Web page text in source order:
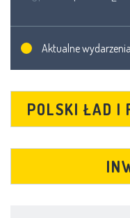
Aktualne
POLSKI ŁAD I